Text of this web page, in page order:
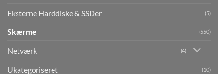
Eksterne Harddiske & SSDer (5)
Skærme (550)
Netværk (4)
Ukategoriseret (10)